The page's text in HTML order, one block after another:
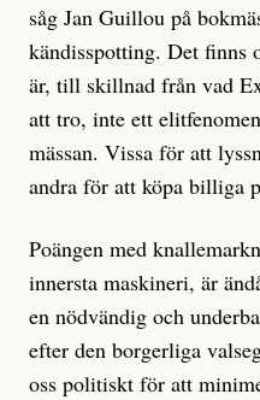
såg Jan Guillou på
kändisspotting. Det finns
är, till skillnad från vad
att tro, inte ett
mässan. Vissa för att
andra för att köpa billiga
Poängen med
innersta maskineri, är
en nödvändig och
efter den borgerliga
oss politiskt för att